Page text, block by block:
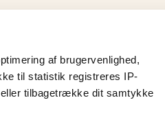
af brugervenlighed,
til statistik registreres IP-
tilbagetrække dit samtykke